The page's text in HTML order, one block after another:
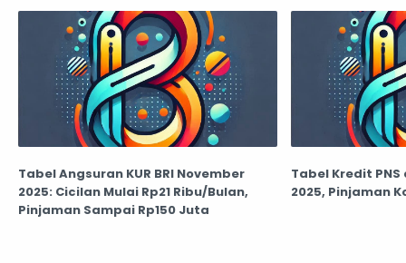
Tabel Angsuran KUR BRI November
2025: Cicilan Mulai Rp21 Ribu/Bulan,
Pinjaman Sampai Rp150 Juta
Tabel Kredit PNS
2025, Pinjaman